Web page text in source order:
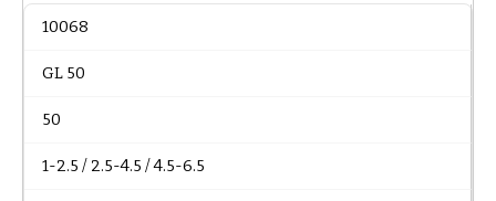
10068
GL 50
50
1-2.5 / 2.5-4.5 / 4.5-6.5